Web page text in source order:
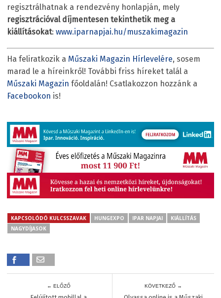
regisztrálhatnak a rendezvény honlapján, mely
regisztrációval díjmentesen tekinthetik meg a
kiállításokat: www.iparnapjai.hu/muszakimagazin
Ha feliratkozik a Műszaki Magazin Hírlevelére, sosem
marad le a híreinkről! További friss híreket talál a
Műszaki Magazin főoldalán! Csatlakozzon hozzánk a
Facebookon is!
KAPCSOLÓDÓ KULCSSZAVAK HUNGEXPO IPAR NAPJAI
KIÁLLÍTÁS
NAGYDÍJASOK
← ELŐZŐ KÖVETKEZŐ →